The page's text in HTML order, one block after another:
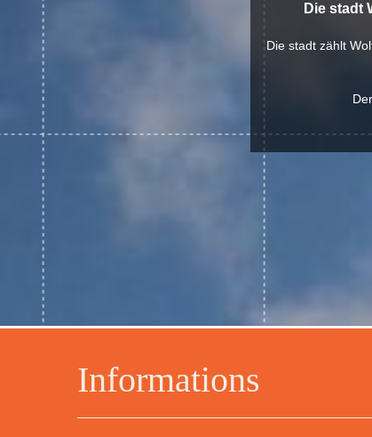
Informations
Die stadt
Die stadt zählt